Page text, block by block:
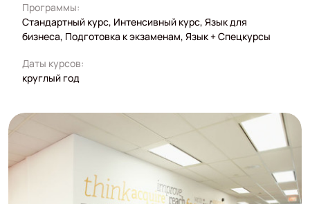
Программы:
Стандартный курс, Интенсивный курс, Язык для
бизнеса, Подготовка к экзаменам, Язык + Спецкурсы
Даты курсов:
круглый год